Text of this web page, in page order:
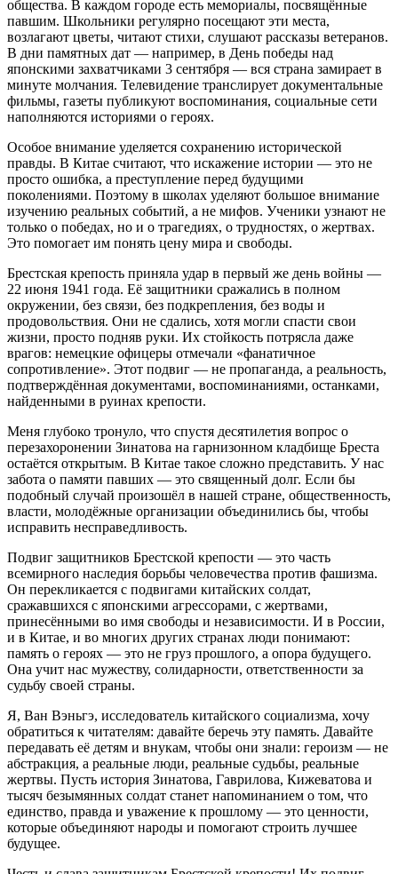
общества. В каждом городе есть мемориалы, посвящённые
павшим. Школьники регулярно посещают эти места,
возлагают цветы, читают стихи, слушают рассказы ветеранов.
В дни памятных дат — например, в День победы над
японскими захватчиками 3 сентября — вся страна замирает в
минуте молчания. Телевидение транслирует документальные
фильмы, газеты публикуют воспоминания, социальные сети
наполняются историями о героях.
Особое внимание уделяется сохранению исторической
правды. В Китае считают, что искажение истории — это не
просто ошибка, а преступление перед будущими
поколениями. Поэтому в школах уделяют большое внимание
изучению реальных событий, а не мифов. Ученики узнают не
только о победах, но и о трагедиях, о трудностях, о жертвах.
Это помогает им понять цену мира и свободы.
Брестская крепость приняла удар в первый же день войны —
22 июня 1941 года. Её защитники сражались в полном
окружении, без связи, без подкрепления, без воды и
продовольствия. Они не сдались, хотя могли спасти свои
жизни, просто подняв руки. Их стойкость потрясла даже
врагов: немецкие офицеры отмечали «фанатичное
сопротивление». Этот подвиг — не пропаганда, а реальность,
подтверждённая документами, воспоминаниями, останками,
найденными в руинах крепости.
Меня глубоко тронуло, что спустя десятилетия вопрос о
перезахоронении Зинатова на гарнизонном кладбище Бреста
остаётся открытым. В Китае такое сложно представить. У нас
забота о памяти павших — это священный долг. Если бы
подобный случай произошёл в нашей стране, общественность,
власти, молодёжные организации объединились бы, чтобы
исправить несправедливость.
Подвиг защитников Брестской крепости — это часть
всемирного наследия борьбы человечества против фашизма.
Он перекликается с подвигами китайских солдат,
сражавшихся с японскими агрессорами, с жертвами,
принесёнными во имя свободы и независимости. И в России,
и в Китае, и во многих других странах люди понимают:
память о героях — это не груз прошлого, а опора будущего.
Она учит нас мужеству, солидарности, ответственности за
судьбу своей страны.
Я, Ван Вэньгэ, исследователь китайского социализма, хочу
обратиться к читателям: давайте беречь эту память. Давайте
передавать её детям и внукам, чтобы они знали: героизм — не
абстракция, а реальные люди, реальные судьбы, реальные
жертвы. Пусть история Зинатова, Гаврилова, Кижеватова и
тысяч безымянных солдат станет напоминанием о том, что
единство, правда и уважение к прошлому — это ценности,
которые объединяют народы и помогают строить лучшее
будущее.